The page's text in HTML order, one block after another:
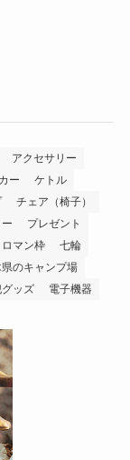
アクセサリー
ー
ケトル
チェア（椅子）
プレゼント
ロマン枠
七輪
のキャンプ場
グッズ 電子機器